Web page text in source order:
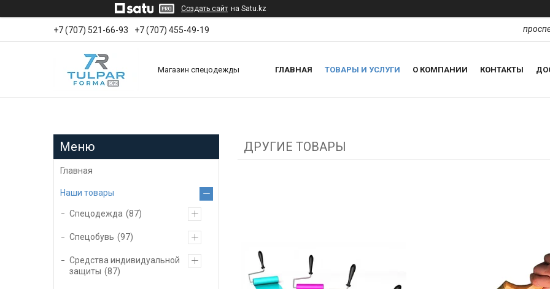
Создать сайт на Satu.kz
+7 (707) 521-66-93 +7 (707) 455-49-19
Магазин спецодежды ГЛАВНАЯ ТОВАРЫ И УСЛУГИ О КОМПАНИИ КОНТАКТЫ
ДРУГИЕ ТОВАРЫ
Главная
Наши товары
Спецодежда 87
Спецобувь 97
Средства индивидуальной
защиты
87